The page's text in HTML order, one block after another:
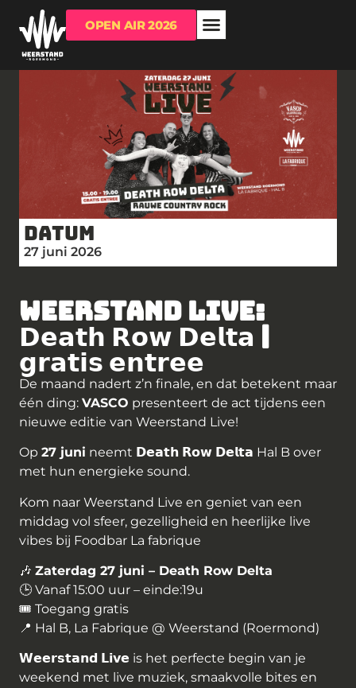
OPEN AIR 2026
Datum
27 juni 2026
WEERSTAND LIVE:
𝗗𝗲𝗮𝘁𝗵 𝗥𝗼𝘄 𝗗𝗲𝗹𝘁𝗮 |
𝗴𝗿𝗮𝘁𝗶𝘀 𝗲𝗻𝘁𝗿𝗲𝗲
De maand nadert z’n finale, en dat betekent maar
één ding: VASCO presenteert de act tijdens een
nieuwe editie van Weerstand Live!
Op 27 juni neemt 𝗗𝗲𝗮𝘁𝗵 𝗥𝗼𝘄 𝗗𝗲𝗹𝘁𝗮 Hal B over
met hun energieke sound.
Kom naar Weerstand Live en geniet van een
middag vol sfeer, gezelligheid en heerlijke live
vibes bij Foodbar La fabrique
🎶 Zaterdag 27 juni – Death Row Delta
🕒 Vanaf 15:00 uur – einde:19u
🎟️ Toegang gratis
📍 Hal B, La Fabrique @ Weerstand (Roermond)
𝗪𝗲𝗲𝗿𝘀𝘁𝗮𝗻𝗱 𝗟𝗶𝘃𝗲 is het perfecte begin van je
weekend met live muziek, smaakvolle bites en